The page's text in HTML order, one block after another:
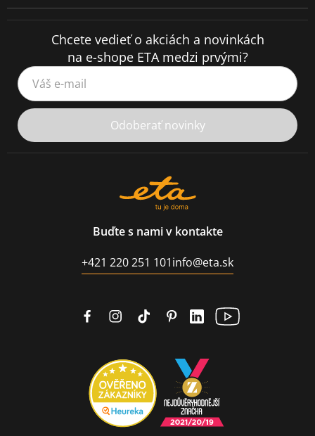
Chcete vedieť o akciách a novinkách
na e-shope ETA medzi prvými?
Váš e-mail
Odoberať novinky
Buďte s nami v kontakte
+421 220 251 101info@eta.sk